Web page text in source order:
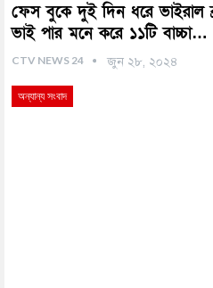
ফেস বুকে দুই দিন ধরে ভাইরাল
ভাই পার মনে করে ১১টি বাচ্চা…
CTV NEWS 24 জুন ২৮, ২০২৪
অন্যান্য সংবাদ